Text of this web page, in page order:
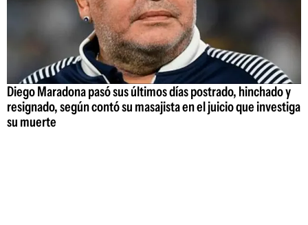
Diego Maradona pasó sus últimos días postrado, hinchado y
resignado, según contó su masajista en el juicio que investiga
su muerte